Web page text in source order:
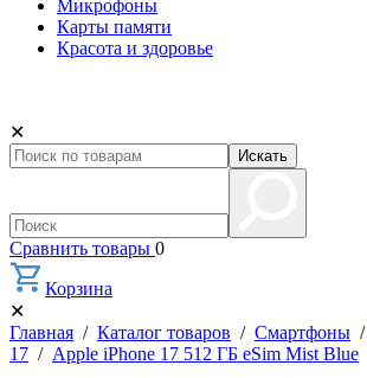
Микрофоны
Карты памяти
Красота и здоровье
✕
Искать
Сравнить товары 0
Корзина
✕
Главная / Каталог товаров / Смартфоны /
17 / Apple iPhone 17 512 ГБ eSim Mist Blue